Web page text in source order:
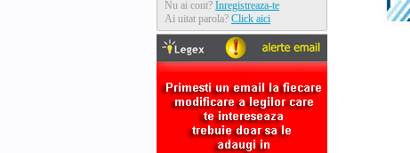
Nu ai cont? Inregistreaza-te
Ai uitat parola? Click aici